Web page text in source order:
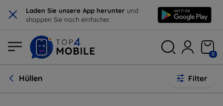
× Laden Sie unsere App herunter und
shoppen Sie noch einfacher.
0
Hüllen Filter